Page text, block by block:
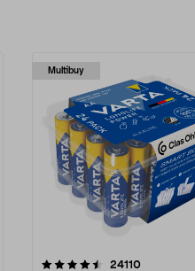
Multibuy
24110
4.5av 5 stjerner